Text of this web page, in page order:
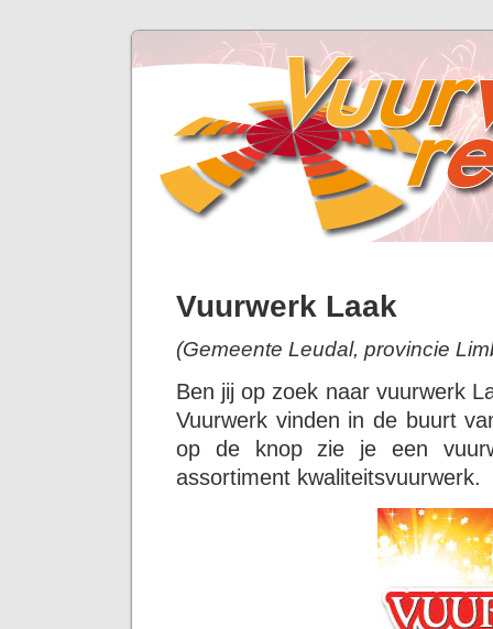
Vuurwerk Laak
(Gemeente Leudal, provincie
Ben jij op zoek naar vuurwerk
Vuurwerk vinden in de buurt
op de knop zie je een
assortiment kwaliteitsvuurwerk.